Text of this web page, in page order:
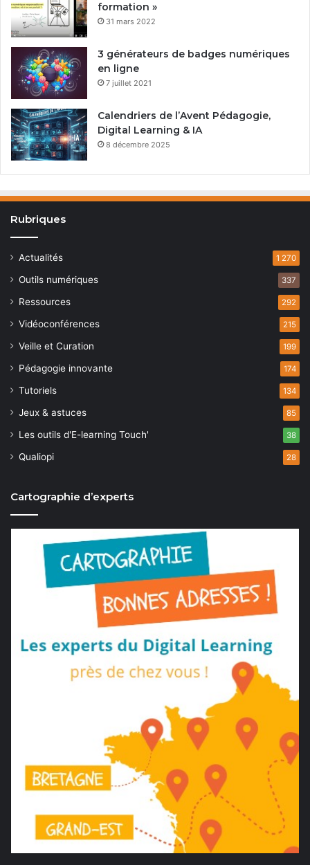
formation »
31 mars 2022
3 générateurs de badges numériques
en ligne
7 juillet 2021
Calendriers de l’Avent Pédagogie,
Digital Learning & IA
8 décembre 2025
Rubriques
Actualités 1 270
Outils numériques 337
Ressources 292
Vidéoconférences 215
Veille et Curation 199
Pédagogie innovante 174
Tutoriels 134
Jeux & astuces 85
Les outils d'E-learning Touch' 38
Qualiopi 28
Cartographie d’experts